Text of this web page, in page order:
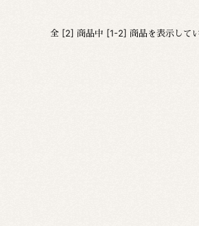
全 [2] 商品中 [1-2] 商品を表示して